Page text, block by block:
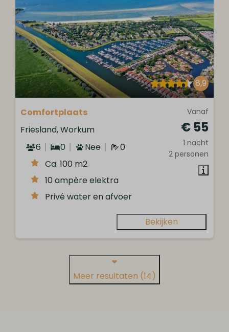
8,9
Vanaf
€ 55
1 nacht
2 personen
Comfortplaats
Friesland, Workum
6
0 Nee
0
Ca. 100 m2
10 ampère elektra
Privé water en afvoer
Bekijken
Meer resultaten (14)